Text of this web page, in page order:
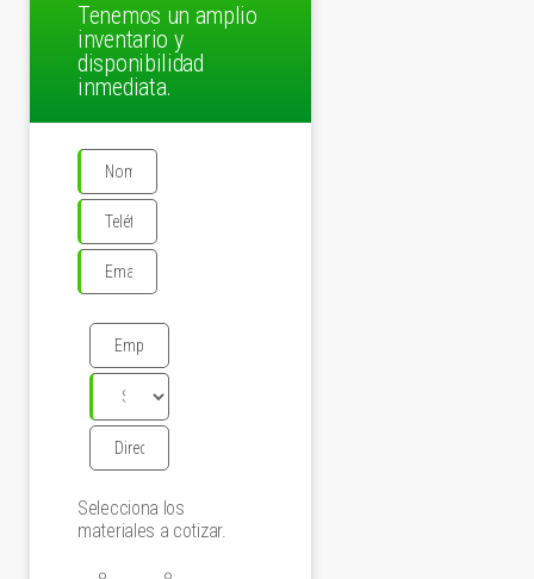
Tenemos un amplio
inventario y
disponibilidad
inmediata.
Selecciona los
materiales a cotizar.